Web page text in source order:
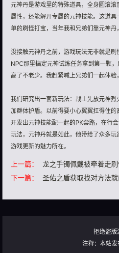
元神丹是游戏里的特殊道具，全身圆滚
属性，还能解开专属的元神技能。这道
单的刷怪打宝，当年我和兄弟们靠元神丹
没接触元神丹之前，游戏玩法无非就是
NPC那里搞定元神试炼任务拿到第一颗
高了不老少。我赶紧喊上兄弟们一起体
我们研究出一套新玩法：战士先放元神
加群体护盾。以前得要小心翼翼扛得住
开发出元神技能配一起的PK套路，在行
玩法，元神丹就是如此，他带给了众多
游戏更新的魅力所在。
上一篇：
龙之手镯佩戴被牵着走
下一篇：
圣佑之盾获取找对方法就
拒绝盗版
注释：本站